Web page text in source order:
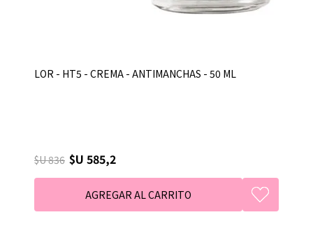
LOR - HT5 - CREMA - ANTIMANCHAS - 50 ML
$U 836 $U 585,2